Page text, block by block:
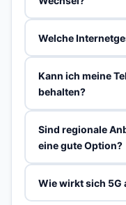
Welche
Kann ich meine
behalten?
Sind regionale
eine gute Option?
Wie wirkt sich 5G